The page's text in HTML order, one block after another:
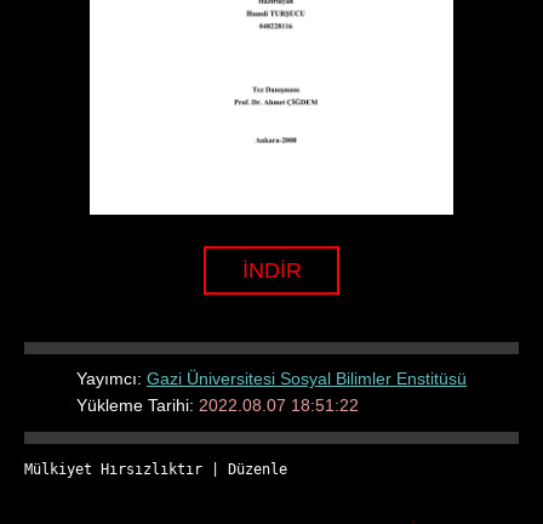
İNDİR
Yayımcı: Gazi Üniversitesi Sosyal Bilimler Enstitüsü
Yükleme Tarihi: 2022.08.07 18:51:22
Mülkiyet Hırsızlıktır Düzenle